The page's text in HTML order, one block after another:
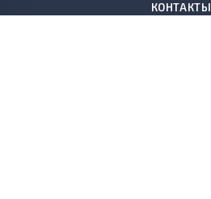
КОНТАКТЫ